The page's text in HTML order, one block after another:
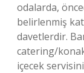
odalarda,
belirlenmiş
davetlerdir.
catering/
içecek